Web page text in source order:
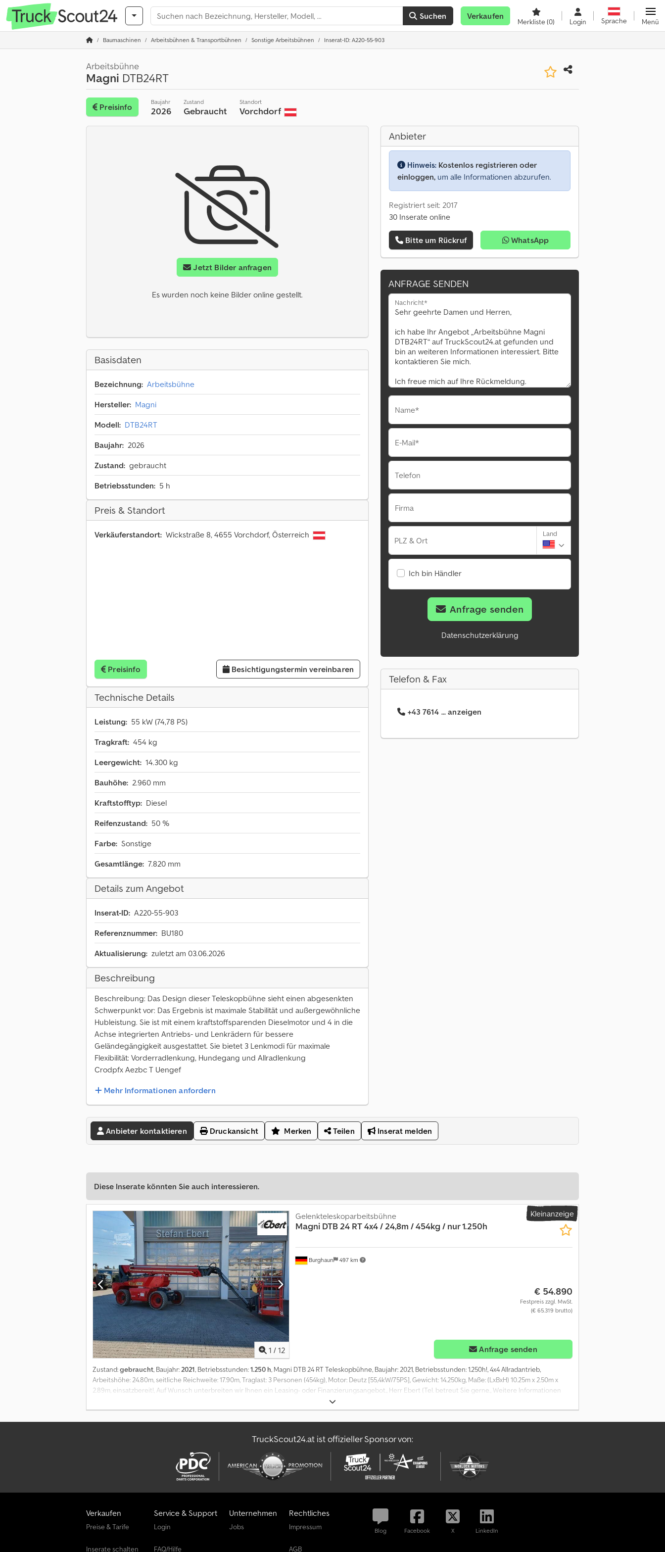
Suchen Verkaufen
Merkliste(0) Login Sprache Menü
Baumaschinen Arbeitsbühnen & Transportbühnen Sonstige Arbeitsbühnen Inserat-ID: A220-55-903
Arbeitsbühne
Magni DTB24RT
Preisinfo
Baujahr
2026
Zustand
Gebraucht
Standort
Vorchdorf
Jetzt Bilder anfragen
Es wurden noch keine Bilder online gestellt.
Basisdaten
Bezeichnung: Arbeitsbühne
Hersteller: Magni
Modell: DTB24RT
Baujahr: 2026
Zustand: gebraucht
Betriebsstunden: 5 h
Preis & Standort
Verkäuferstandort: Wickstraße 8, 4655 Vorchdorf, Österreich
Preisinfo Besichtigungstermin vereinbaren
Technische Details
Leistung: 55 kW (74,78 PS)
Tragkraft: 454 kg
Leergewicht: 14.300 kg
Bauhöhe: 2.960 mm
Kraftstofftyp: Diesel
Reifenzustand: 50 %
Farbe: Sonstige
Gesamtlänge: 7.820 mm
Details zum Angebot
Inserat-ID: A220-55-903
Referenznummer: BU180
Aktualisierung: zuletzt am 03.06.2026
Beschreibung
Beschreibung: Das Design dieser Teleskopbühne sieht einen abgesenkten
Schwerpunkt vor: Das Ergebnis ist maximale Stabilität und außergewöhnliche
Hubleistung. Sie ist mit einem kraftstoffsparenden Dieselmotor und 4 in die
Achse integrierten Antriebs- und Lenkrädern für bessere
Geländegängigkeit ausgestattet. Sie bietet 3 Lenkmodi für maximale
Flexibilität: Vorderradlenkung, Hundegang und Allradlenkung
Crodpfx Aezbc T Uengef
Mehr Informationen anfordern
Anbieter
Hinweis: Kostenlos registrieren oder
einloggen, um alle Informationen abzurufen.
Registriert seit: 2017
30 Inserate online
Bitte um Rückruf WhatsApp
ANFRAGE SENDEN
Nachricht*
Name*
E-Mail*
Telefon
Firma
PLZ & Ort
Land
Ich bin Händler
Anfrage senden
Datenschutzerklärung
Telefon & Fax
+43 7614 ... anzeigen
Anbieter kontaktieren Druckansicht Merken Teilen Inserat melden
Diese Inserate könnten Sie auch interessieren.
Kleinanzeige
1 / 12
Burghaun 497 km
Gelenkteleskoparbeitsbühne
Magni DTB 24 RT 4x4 / 24,8m / 454kg / nur 1.250h
€ 54.890
Festpreis zzgl. MwSt.
(€ 65.319 brutto)
Anfrage senden
Zustand:gebraucht, Baujahr:2021, Betriebsstunden:1.250 h, Magni DTB 24 RT Teleskopbühne, Baujahr: 2021, Betriebsstunden: 1.250h!, 4x4 Allradantrieb,
Arbeitshöhe: 24.80m, seitliche Reichweite: 17.90m, Traglast: 3 Personen (454kg), Motor: Deutz [55,4kW/75PS], Gewicht: 14.250kg, Maße: (LxBxH) 10.25m x 2.50m x
2.89m, einsatzbereit!, Auf Wunsch unterbreiten wir Ihnen ein Leasing- oder Finanzierungsangebot., Herr Ebert (Tel. betreut Sie gerne., Weitere Informationen
finden Sie auf unserer Homepage., Irrtümer und Zwischenverkauf vorbehalten! _____ Magni DTB 24 RT boomlift, year of manufacture: 2021, working hours: 1.250h,
4x4 all-wheel-drive, working high: 24.80m, horizontal reach: 17.90m, capacity: 3 persons (454kg), engine: Deutz [55,4kW/75HP], weight: 14.250kg, dimensions (LxWxH):
10.25m x 2.50m x 2.89m, ready for work! Mr. Ebert (Tel gladly assist you., For more information, visit our homepage., mistakes and prior sale reserved!, Partikelfilter,
TruckScout24.at ist offizieller Sponsor von:
Verkaufen
Preise & Tarife
Inserate schalten
Service & Support
Login
FAQ/Hilfe
Unternehmen
Jobs
Rechtliches
Impressum
AGB
Blog Facebook X LinkedIn